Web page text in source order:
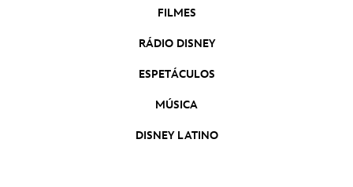
FILMES
RÁDIO DISNEY
ESPETÁCULOS
MÚSICA
DISNEY LATINO